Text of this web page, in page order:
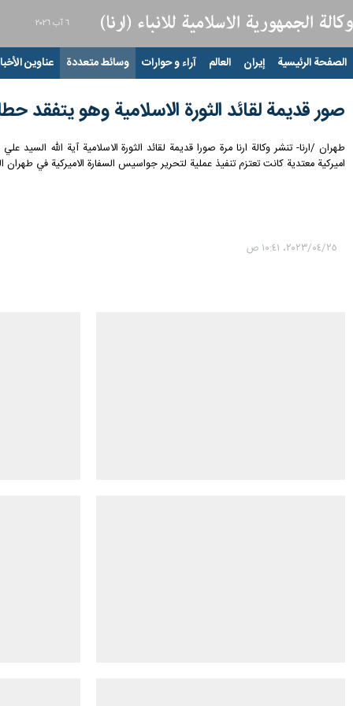
٦ آب ٢٠٢٦
الصفحة الرئيسية إيران العالم آراء و حوارات وسائط متعددة عناوين
صور قديمة لقائد الثورة الاسلامية وهو يتفقد
اميركية معتدية كانت تعتزم تنفيذ عملية لتحرير جواسيس السفارة الاميركية في طهران
٢٥‏/٠٤‏/٢٠٢٣، ١٠:٤١ ص